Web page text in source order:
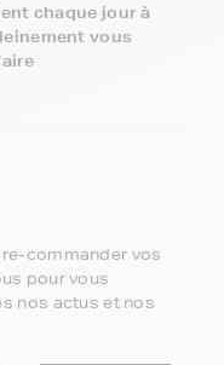
chaque jour à
vous
commander vos
pour vous
nos actus et nos
suivez